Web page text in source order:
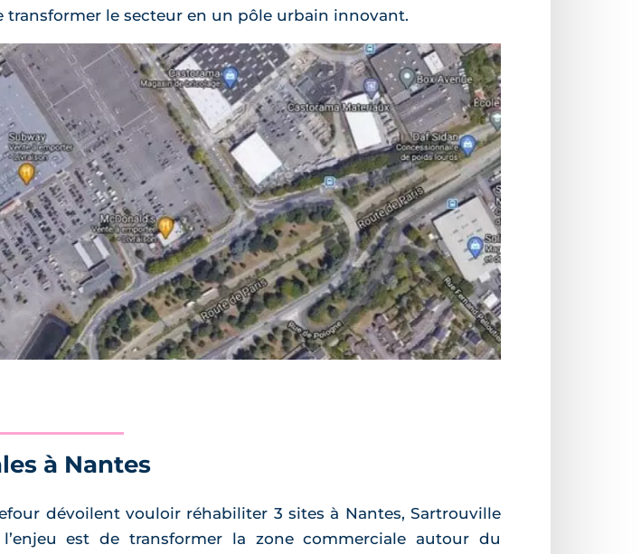
transformer le secteur en un pôle urbain innovant.
à Nantes
dévoilent vouloir réhabiliter 3 sites à Nantes, Sartrouville
est de transformer la zone commerciale autour du